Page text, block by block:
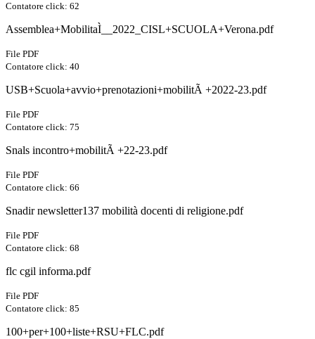
Contatore click: 62
Assemblea+MobilitaÌ__2022_CISL+SCUOLA+Verona.pdf
File PDF
Contatore click: 40
USB+Scuola+avvio+prenotazioni+mobilitÃ +2022-23.pdf
File PDF
Contatore click: 75
Snals incontro+mobilitÃ +22-23.pdf
File PDF
Contatore click: 66
Snadir newsletter137 mobilità docenti di religione.pdf
File PDF
Contatore click: 68
flc cgil informa.pdf
File PDF
Contatore click: 85
100+per+100+liste+RSU+FLC.pdf